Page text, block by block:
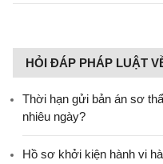
HỎI ĐÁP PHÁP LUẬT
Thời hạn gửi bản án sơ
nhiêu ngày?
Hồ sơ khởi kiện hành vi